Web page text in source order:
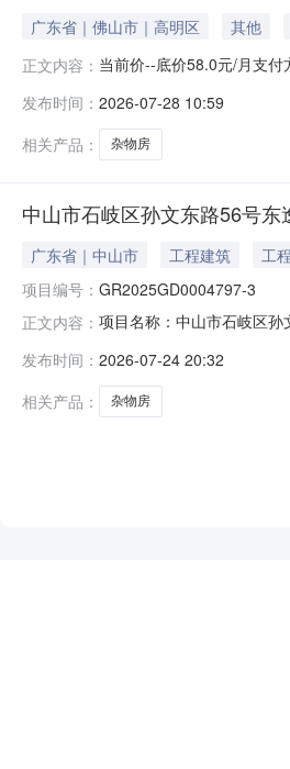
广东省｜佛山市｜高明区 其他
正文内容： 当前价--底价58.0元/月支
排单车房26号资产编号
发布时间： 2026-07-28 10:59
相关产品：
杂物房
中山市石岐区孙文东路56号
广东省｜中山市 工程建筑
工程
项目编号： GR2025GD0004797-3
正文内容： 项目名称：中山市石岐区
持有标的资产，并委托交
晰，我
发布时间： 2026-07-24 20:32
相关产品：
杂物房